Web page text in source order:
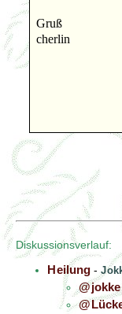
Gruß
cherlin
Diskussionsverlauf:
Heilung -
@jokke